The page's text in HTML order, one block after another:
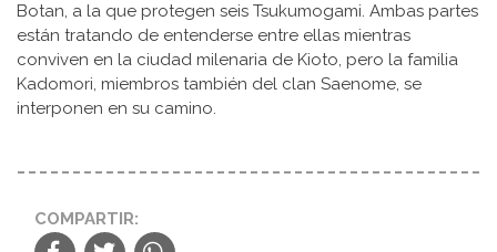
Botan, a la que protegen seis Tsukumogami. Ambas partes
están tratando de entenderse entre ellas mientras
conviven en la ciudad milenaria de Kioto, pero la familia
Kadomori, miembros también del clan Saenome, se
interponen en su camino.
COMPARTIR: